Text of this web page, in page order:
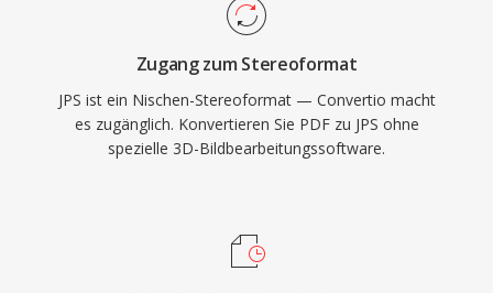
Zugang zum Stereoformat
JPS ist ein Nischen-Stereoformat — Convertio macht
es zugänglich. Konvertieren Sie PDF zu JPS ohne
spezielle 3D-Bildbearbeitungssoftware.